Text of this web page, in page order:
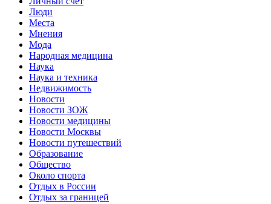
Люди
Места
Мнения
Мода
Народная медицина
Наука
Наука и техника
Недвижимость
Новости
Новости ЗОЖ
Новости медицины
Новости Москвы
Новости путешествий
Образование
Общество
Около спорта
Отдых в России
Отдых за границей